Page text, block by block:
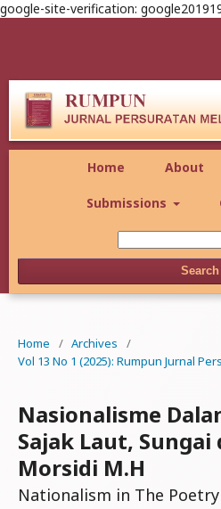
google-site-verification:
Home About
Submissions
Search
Home / Archives
/
Vol 13 No 1 (2025): Rumpun Jurnal
Nasionalisme
Sajak Laut,
Morsidi M.H
Nationalism in The